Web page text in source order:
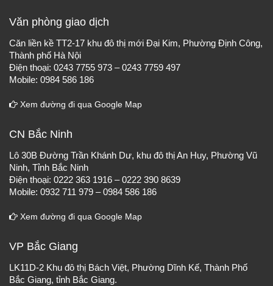
Văn phòng giao dịch
Căn liền kề TT2-17 khu đô thị mới Đại Kim, Phường Định Công,
Thành phố Hà Nội
Điện thoại: 0243 7755 973 – 0243 7759 497
Mobile: 0984 586 186
Xem đường đi qua Google Map
CN Bắc Ninh
Lô 30B Đường Trần Khánh Dư, khu đô thị An Huy, Phường Vũ
Ninh, Tỉnh Bắc Ninh
Điện thoại: 0222 363 1916 – 0222 390 8639
Mobile: 0932 711 979 – 0984 586 186
Xem đường đi qua Google Map
VP Bắc Giang
LK11D-2 Khu đô thị Bách Việt, Phường Dĩnh Kế, Thành Phố
Bắc Giang, tỉnh Bắc Giang.